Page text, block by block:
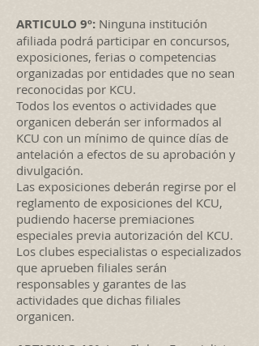
ARTICULO 9º: Ninguna institución
afiliada podrá participar en concursos,
exposiciones, ferias o competencias
organizadas por entidades que no sean
reconocidas por KCU.
Todos los eventos o actividades que
organicen deberán ser informados al
KCU con un mínimo de quince días de
antelación a efectos de su aprobación y
divulgación.
Las exposiciones deberán regirse por el
reglamento de exposiciones del KCU,
pudiendo hacerse premiaciones
especiales previa autorización del KCU.
Los clubes especialistas o especializados
que aprueben filiales serán
responsables y garantes de las
actividades que dichas filiales
organicen.